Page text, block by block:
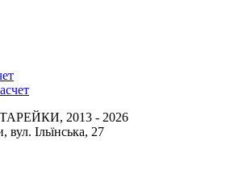
2013 - 2026
Ільїнська, 27